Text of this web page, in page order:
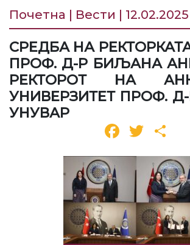
Почетна | Вести | 12.02.2025
СРЕДБА НА
ПРОФ. Д-Р БИЉАНА
РЕКТОРОТ НА
УНИВЕРЗИТЕТ ПРОФ.
УНУВАР